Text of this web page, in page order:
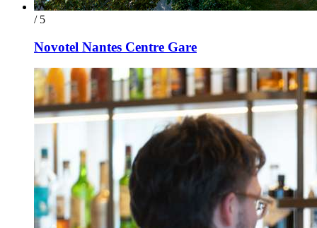
/ 5
Novotel Nantes Centre Gare